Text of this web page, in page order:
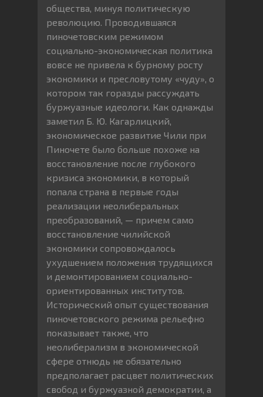
общества, минуя политическую
революцию. Проводившаяся
пиночетовским режимом
социально-экономическая политика
вовсе не привела к бурному росту
экономики и пресловутому «чуду», о
котором так горазды рассуждать
буржуазные идеологи. Как однажды
заметил Б. Ю. Кагарлицкий,
экономическое развитие Чили при
Пиночете было больше похоже на
восстановление после глубокого
кризиса экономики, в который
попала страна в первые годы
реализации неолиберальных
преобразований, — причем само
восстановление чилийской
экономики сопровождалось
ухудшением положения трудящихся
и демонтированием социально-
ориентированных институтов.
Исторический опыт существования
пиночетовского режима рельефно
показывает также, что
неолиберализм в экономической
сфере отнюдь не обязательно
предполагает расцвет политических
свобод и буржуазной демократии, а